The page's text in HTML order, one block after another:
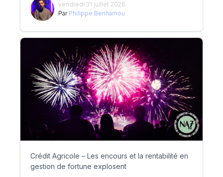
vendredi 31 juillet 2026
Par Philippe Benhamou
Crédit Agricole – Les encours et la rentabilité en
gestion de fortune explosent